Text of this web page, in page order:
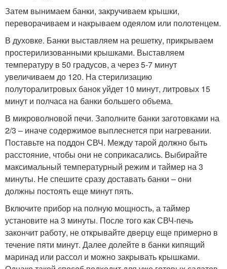
Затем вынимаем банки, закручиваем крышки,
переворачиваем и накрываем одеялом или полотенцем.
В духовке. Банки выставляем на решетку, прикрываем
простерилизованными крышками. Выставляем
температуру в 50 градусов, а через 5-7 минут
увеличиваем до 120. На стерилизацию
полуторалитровых банок уйдет 10 минут, литровых 15
минут и полчаса на банки большего объема.
В микроволновой печи. Заполните банки заготовками на
2/3 – иначе содержимое выплеснется при нагревании.
Поставьте на поддон СВЧ. Между тарой должно быть
расстояние, чтобы они не соприкасались. Выбирайте
максимальный температурный режим и таймер на 3
минуты. Не спешите сразу доставать банки – они
должны постоять еще минут пять.
Включите прибор на полную мощность, а таймер
установите на 3 минуты. После того как СВЧ-печь
закончит работу, не открывайте дверцу еще примерно в
течение пяти минут. Далее долейте в банки кипящий
маринад или рассол и можно закрывать крышками.